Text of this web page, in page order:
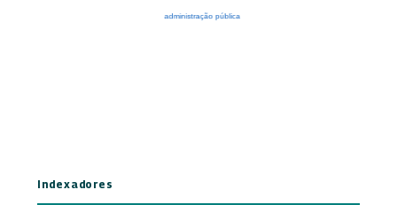
Indexadores